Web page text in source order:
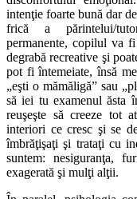
intenţie foarte bună dar
frică a părintelui/
permanente, copilul va
degrabă recreative şi
pot fi întemeiate, însă
„eşti o mămăligă” sau
să iei tu examenul ăsta
reuşeşte să creeze tot
interiori ce cresc şi se
îmbrăţişaţi şi trataţi cu
suntem: nesiguranţa,
exagerată şi mulţi alţii.